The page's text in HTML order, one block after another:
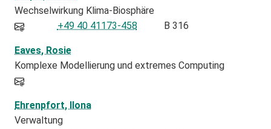
Wechselwirkung Klima-Biosphäre
+49 40 41173-458
B 316
Eaves, Rosie
Komplexe Modellierung und extremes Computing
Ehrenpfort, Ilona
Verwaltung